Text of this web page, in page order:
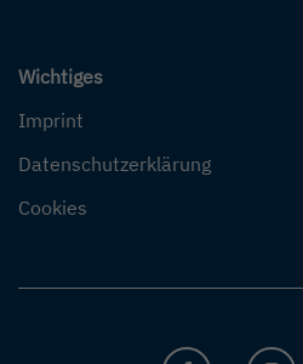
Wichtiges
Imprint
Datenschutzerklärung
Cookies